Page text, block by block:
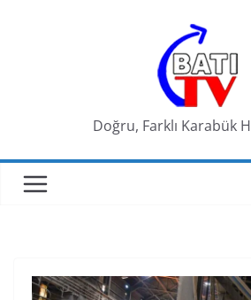
Doğru, Farklı Karabük